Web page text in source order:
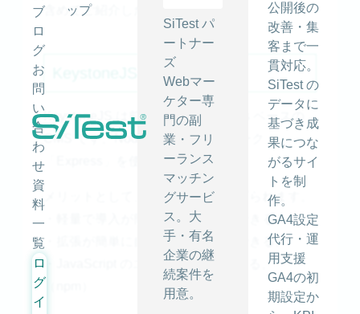
ブ
ロ
グ
お
問
い
合
わ
せ
資
料
一
覧
ロ
グ
イ
ップ
SiTest パ
ートナー
ズ
Webマー
ケター専
門の副
業・フリ
ーランス
マッチン
グサービ
ス。大
手・有名
企業の継
続案件を
用意。
公開後の
改善・集
客まで一
貫対応。
SiTest の
データに
基づき成
果につな
がるサイ
トを制
作。
GA4設定
代行・運
用支援
GA4の初
期設定か
含めてご紹介したいと思います。
KeystoneJS とは？
KeystoneJS は前述の通り、Node.js ベースの
CMS です。Node.js のフレームワーク
「Express」を使っています。
メリットとして、以下のことが挙げられます。
・軽量で導入が簡単に行うことができる。
・拡張が簡単に自由に行うことができる。
・JavaScript のエコシステムが使える。